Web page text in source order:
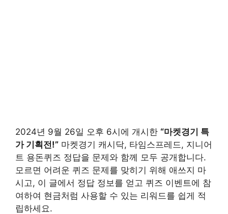
2024년 9월 26일 오후 6시에 개시한 “마켓경기 특
가 기획전!” 마켓경기 캐시닥, 타임스프레드, 지니어
트 용돈퀴즈 정답을 문제와 함께 모두 공개합니다.
모르면 어려운 퀴즈 문제를 맞히기 위해 애쓰지 마
시고, 이 글에서 정답 정보를 얻고 퀴즈 이벤트에 참
여하여 현금처럼 사용할 수 있는 리워드를 쉽게 적
립하세요.